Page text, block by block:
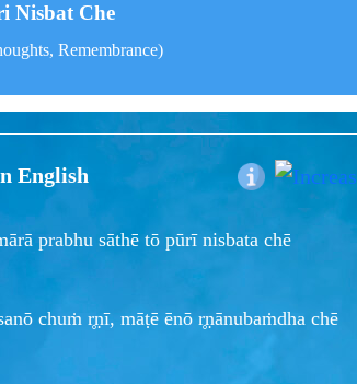
Nisbat Che
Remembrance)
English
prabhu sāthē tō pūrī nisbata chē
chuṁ r̥ṇī, māṭē ēnō r̥ṇānubaṁdha chē